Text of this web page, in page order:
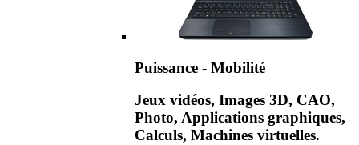
Puissance - Mobilité
Jeux vidéos, Images 3D, CAO,
Photo, Applications graphiques,
Calculs, Machines virtuelles.